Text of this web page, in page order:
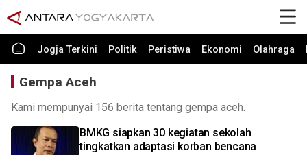
Jogja Terkini Politik Peristiwa Ekonomi Olahraga
Gempa Aceh
Kami mempunyai 156 berita tentang gempa aceh.
BMKG siapkan 30 kegiatan sekolah
tingkatkan adaptasi korban bencana